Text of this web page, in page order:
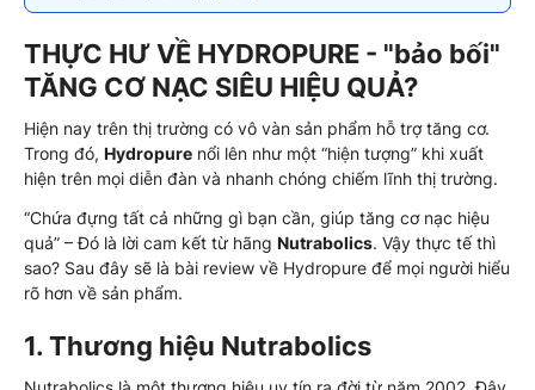
THỰC HƯ VỀ HYDROPURE - "bảo bối"
TĂNG CƠ NẠC SIÊU HIỆU QUẢ?
Hiện nay trên thị trường có vô vàn sản phẩm hỗ trợ tăng cơ.
Trong đó, Hydropure nổi lên như một “hiện tượng” khi xuất
hiện trên mọi diễn đàn và nhanh chóng chiếm lĩnh thị trường.
“Chứa đựng tất cả những gì bạn cần, giúp tăng cơ nạc hiệu
quả” – Đó là lời cam kết từ hãng Nutrabolics. Vậy thực tế thì
sao? Sau đây sẽ là bài review về Hydropure để mọi người hiểu
rõ hơn về sản phẩm.
1. Thương hiệu Nutrabolics